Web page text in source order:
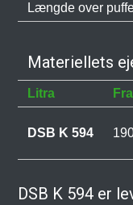
Længde over
Materiellets
Litra
DSB K 594
DSB K 594 er